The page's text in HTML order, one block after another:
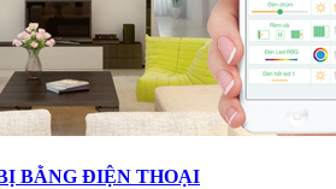
BẰNG ĐIỆN THOẠI